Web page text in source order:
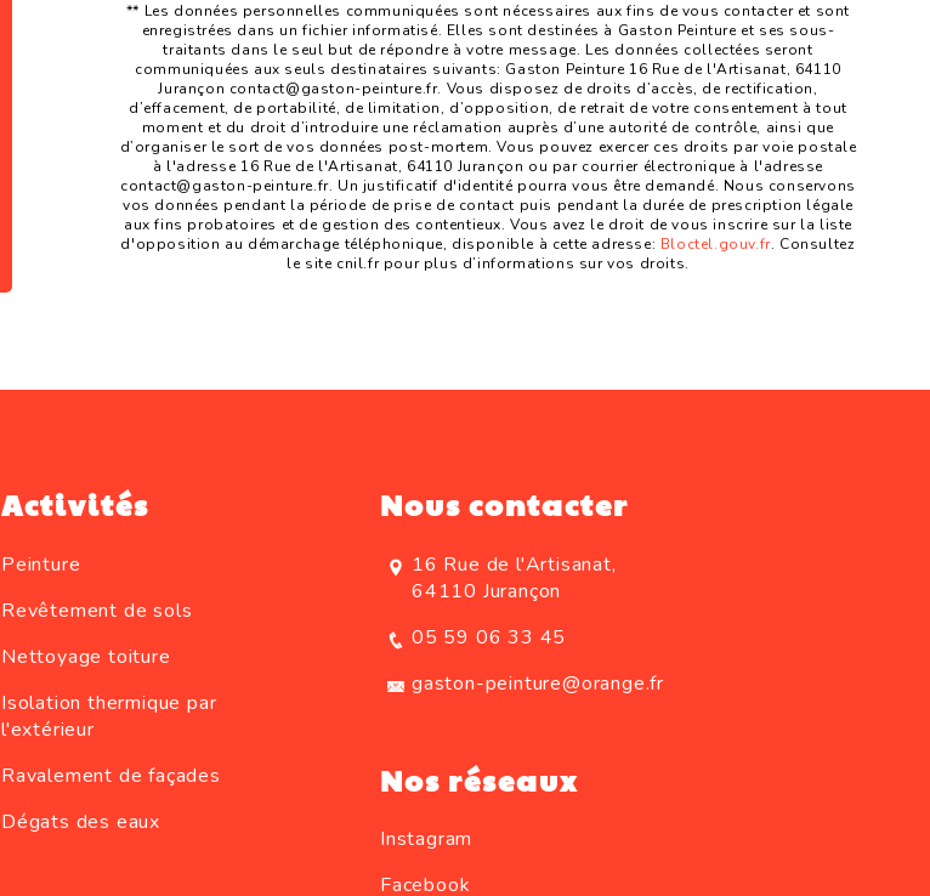
** Les données personnelles communiquées sont nécessaires aux fins de vous contacter et sont
enregistrées dans un fichier informatisé. Elles sont destinées à Gaston Peinture et ses sous-
traitants dans le seul but de répondre à votre message. Les données collectées seront
communiquées aux seuls destinataires suivants: Gaston Peinture 16 Rue de l'Artisanat, 64110
Jurançon contact@gaston-peinture.fr. Vous disposez de droits d’accès, de rectification,
d’effacement, de portabilité, de limitation, d’opposition, de retrait de votre consentement à tout
moment et du droit d’introduire une réclamation auprès d’une autorité de contrôle, ainsi que
d’organiser le sort de vos données post-mortem. Vous pouvez exercer ces droits par voie postale
à l'adresse 16 Rue de l'Artisanat, 64110 Jurançon ou par courrier électronique à l'adresse
contact@gaston-peinture.fr. Un justificatif d'identité pourra vous être demandé. Nous conservons
vos données pendant la période de prise de contact puis pendant la durée de prescription légale
aux fins probatoires et de gestion des contentieux. Vous avez le droit de vous inscrire sur la liste
d'opposition au démarchage téléphonique, disponible à cette adresse: Bloctel.gouv.fr. Consultez
le site cnil.fr pour plus d’informations sur vos droits.
Activités
Peinture
Revêtement de sols
Nettoyage toiture
Isolation thermique par
l'extérieur
Ravalement de façades
Dégats des eaux
Nous contacter
16 Rue de l'Artisanat,
64110 Jurançon
05 59 06 33 45
gaston-peinture@orange.fr
Nos réseaux
Instagram
Facebook